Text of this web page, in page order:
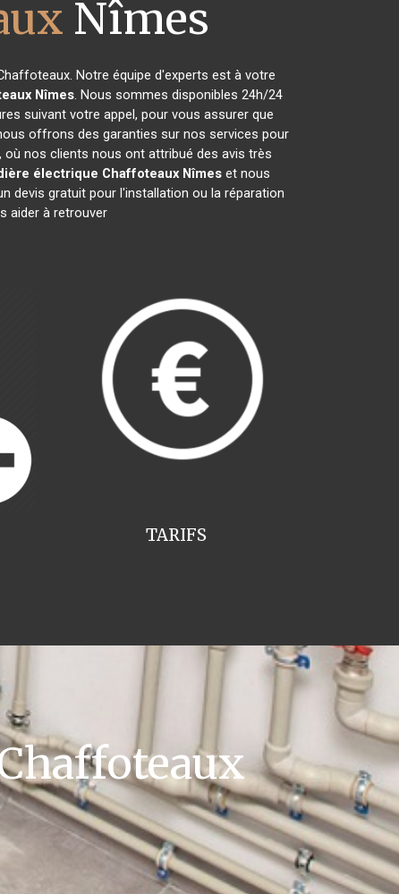
Nîmes
Notre équipe d'experts est à votre
Nîmes. Nous sommes disponibles 24h/24
suivant votre appel, pour vous assurer que
offrons des garanties sur nos services pour
où nos clients nous ont attribué des avis très
électrique Chaffoteaux Nîmes et nous
devis gratuit pour l'installation ou la réparation
aider à retrouver
TARIFS